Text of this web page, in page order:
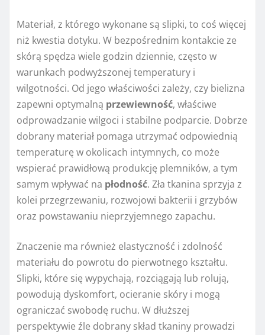
Materiał, z którego wykonane są slipki, to coś więcej
niż kwestia dotyku. W bezpośrednim kontakcie ze
skórą spędza wiele godzin dziennie, często w
warunkach podwyższonej temperatury i
wilgotności. Od jego właściwości zależy, czy bielizna
zapewni optymalną przewiewność, właściwe
odprowadzanie wilgoci i stabilne podparcie. Dobrze
dobrany materiał pomaga utrzymać odpowiednią
temperaturę w okolicach intymnych, co może
wspierać prawidłową produkcję plemników, a tym
samym wpływać na płodność. Zła tkanina sprzyja z
kolei przegrzewaniu, rozwojowi bakterii i grzybów
oraz powstawaniu nieprzyjemnego zapachu.
Znaczenie ma również elastyczność i zdolność
materiału do powrotu do pierwotnego kształtu.
Slipki, które się wypychają, rozciągają lub rolują,
powodują dyskomfort, ocieranie skóry i mogą
ograniczać swobodę ruchu. W dłuższej
perspektywie źle dobrany skład tkaniny prowadzi